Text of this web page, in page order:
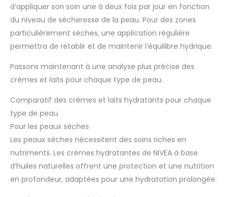
d’appliquer son soin une à deux fois par jour en fonction
du niveau de sécheresse de la peau. Pour des zones
particulièrement sèches, une application régulière
permettra de rétablir et de maintenir l’équilibre hydrique.
Passons maintenant à une analyse plus précise des
crèmes et laits pour chaque type de peau.
Comparatif des crèmes et laits hydratants pour chaque
type de peau
Pour les peaux sèches
Les peaux sèches nécessitent des soins riches en
nutriments. Les crèmes hydratantes de NIVEA à base
d’huiles naturelles offrent une protection et une nutrition
en profondeur, adaptées pour une hydratation prolongée.